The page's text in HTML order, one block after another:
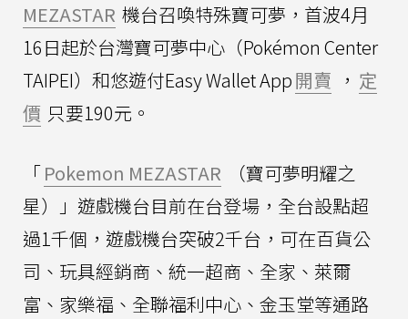
MEZASTAR 機台召喚特殊寶可夢，首波4月
16日起於台灣寶可夢中心（Pokémon Center
TAIPEI）和悠遊付Easy Wallet App開賣 ， 定
價 只要190元。
「Pokemon MEZASTAR
（寶可夢明耀之
星）」遊戲機台目前在台登場，全台設點超
過1千個，遊戲機台突破2千台，可在百貨公
司、玩具經銷商、統一超商、全家、萊爾
富、家樂福、全聯福利中心、金玉堂等通路